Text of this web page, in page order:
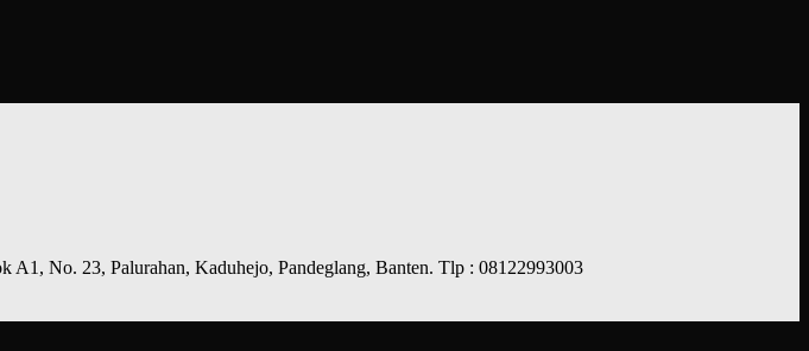
No. 23, Palurahan, Kaduhejo, Pandeglang, Banten. Tlp : 08122993003